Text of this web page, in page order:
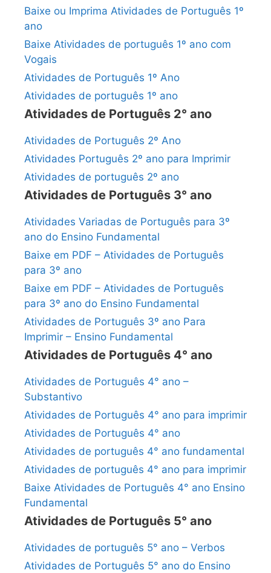
Baixe ou Imprima Atividades de Português 1º
ano
Baixe Atividades de português 1º ano com
Vogais
Atividades de Português 1º Ano
Atividades de português 1º ano
Atividades de Português 2° ano
Atividades de Português 2º Ano
Atividades Português 2º ano para Imprimir
Atividades de português 2º ano
Atividades de Português 3° ano
Atividades Variadas de Português para 3º
ano do Ensino Fundamental
Baixe em PDF – Atividades de Português
para 3º ano
Baixe em PDF – Atividades de Português
para 3º ano do Ensino Fundamental
Atividades de Português 3º ano Para
Imprimir – Ensino Fundamental
Atividades de Português 4° ano
Atividades de Português 4° ano –
Substantivo
Atividades de Português 4° ano para imprimir
Atividades de Português 4° ano
Atividades de português 4° ano fundamental
Atividades de português 4° ano para imprimir
Baixe Atividades de Português 4° ano Ensino
Fundamental
Atividades de Português 5° ano
Atividades de português 5° ano – Verbos
Atividades de Português 5° ano do Ensino